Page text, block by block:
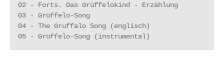
02 - Forts. Das Grüffelokind - Erzählung
03 - Grüffelo-Song
04 - The Gruffalo Song (englisch)
05 - Grüffelo-Song (instrumental)